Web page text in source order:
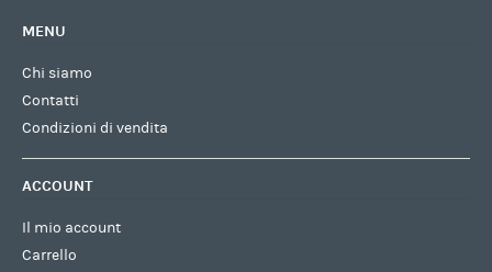
MENU
Chi siamo
Contatti
Condizioni di vendita
ACCOUNT
Il mio account
Carrello